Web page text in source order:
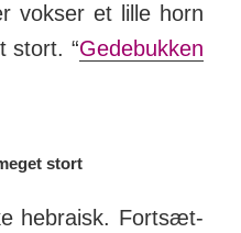
vokser et lille horn
stort. “Gede­bukken
stort
he­braisk. Fort­sæt­